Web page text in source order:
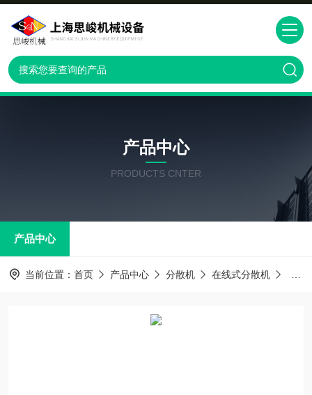
产品中心
PRODUCTS CNTER
产品中心
当前位置： 首页 产品中心 分散机 在线式分散机